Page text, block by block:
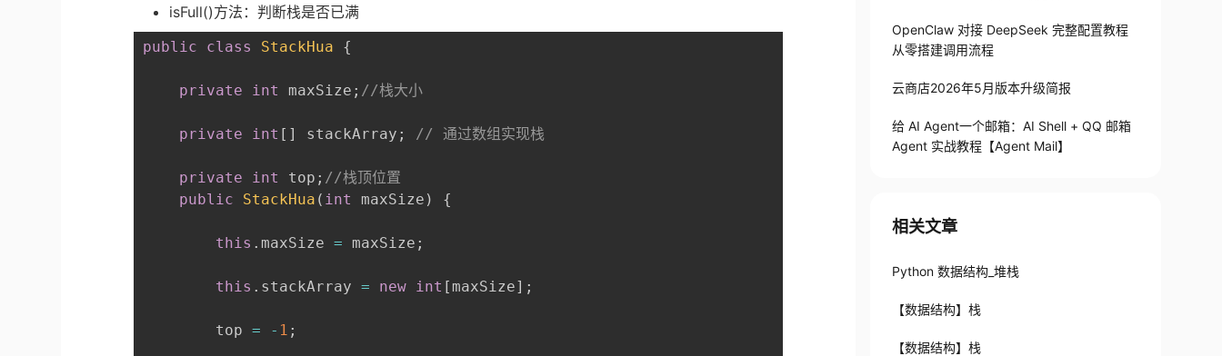
isFull()方法：判断栈是否已满
public class StackHua {
private int maxSize ; //栈大小
private int [ ] stackArray ; // 通过数组实现栈
private int top ; //栈顶位置
public
StackHua ( int maxSize ) {
this . maxSize = maxSize ;
this . stackArray = new int [ maxSize] ;
        top
= - 1 ;
OpenClaw 对接 DeepSeek 完整配置教程
从零搭建调用流程
云商店2026年5月版本升级简报
给 AI Agent一个邮箱：AI Shell + QQ 邮箱
Agent 实战教程【Agent Mail】
相关文章
Python 数据结构_堆栈
【数据结构】栈
【数据结构】栈